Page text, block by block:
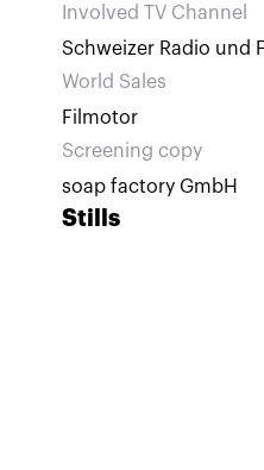
Involved TV Channel
Schweizer Radio und
World Sales
Filmotor
Screening copy
soap factory GmbH
Stills